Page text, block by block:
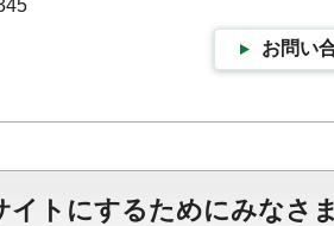
お問い
イトにするためにみなさ